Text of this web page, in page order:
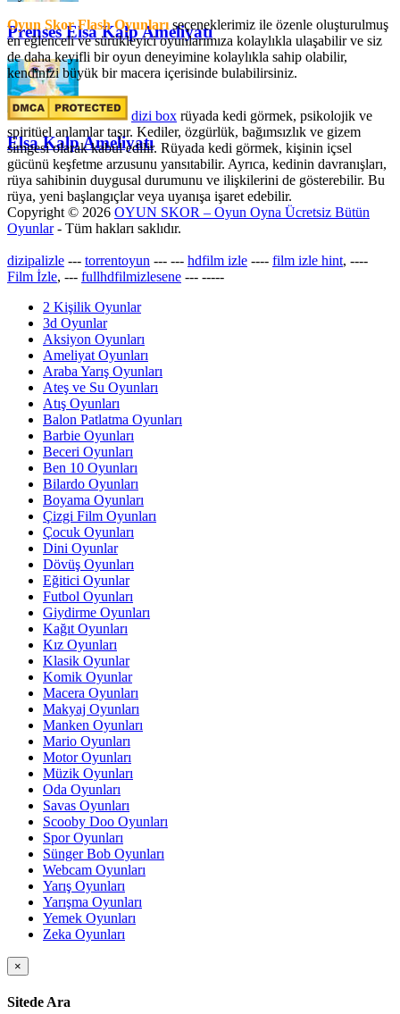
Prenses Elsa Kalp Ameliyatı
Elsa Kalp Ameliyatı
Oyun Skor Flash Oyunları seçeneklerimiz ile özenle oluşturulmuş
en eğlenceli ve sürükleyici oyunlarımıza kolaylıkla ulaşabilir ve siz
de daha keyifli bir oyun deneyimine kolaylıkla sahip olabilir,
kendinizi büyük bir macera içerisinde bulabilirsiniz.
dizi box rüyada kedi görmek​, psikolojik ve
spiritüel anlamlar taşır. Kediler, özgürlük, bağımsızlık ve gizem
simgesi olarak kabul edilir. Rüyada kedi görmek, kişinin içsel
gücünü keşfetme arzusunu yansıtabilir. Ayrıca, kedinin davranışları,
rüya sahibinin duygusal durumunu ve ilişkilerini de gösterebilir. Bu
rüya, yeni başlangıçlar veya uyanışa işaret edebilir.
Copyright © 2026 OYUN SKOR – Oyun Oyna Ücretsiz Bütün
Oyunlar- Tüm hakları saklıdır.
dizipalizle --- torrentoyun --- --- hdfilm izle ---- film izle hint, ----
Film İzle, --- fullhdfilmizlesene --- -----
2 Kişilik Oyunlar
3d Oyunlar
Aksiyon Oyunları
Ameliyat Oyunları
Araba Yarış Oyunları
Ateş ve Su Oyunları
Atış Oyunları
Balon Patlatma Oyunları
Barbie Oyunları
Beceri Oyunları
Ben 10 Oyunları
Bilardo Oyunları
Boyama Oyunları
Çizgi Film Oyunları
Çocuk Oyunları
Dini Oyunlar
Dövüş Oyunları
Eğitici Oyunlar
Futbol Oyunları
Giydirme Oyunları
Kağıt Oyunları
Kız Oyunları
Klasik Oyunlar
Komik Oyunlar
Macera Oyunları
Makyaj Oyunları
Manken Oyunları
Mario Oyunları
Motor Oyunları
Müzik Oyunları
Oda Oyunları
Savas Oyunları
Scooby Doo Oyunları
Spor Oyunları
Sünger Bob Oyunları
Webcam Oyunları
Yarış Oyunları
Yarışma Oyunları
Yemek Oyunları
Zeka Oyunları
×
Sitede Ara